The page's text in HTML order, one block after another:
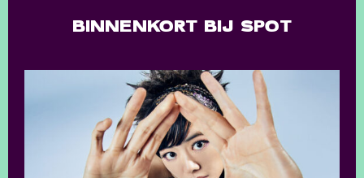
BINNENKORT BIJ SPOT